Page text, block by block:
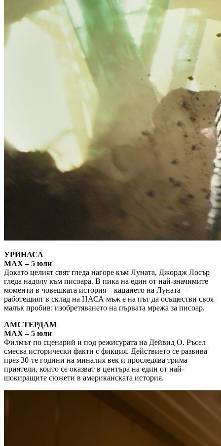
УРИНАСА
MAX – 5 юли
Докато целият свят гледа нагоре към Луната, Джордж Лосър
гледа надолу към писоара. В пика на един от най-значимите
моменти в човешката история – кацането на Луната –
работещият в склад на НАСА мъж е на път да осъществи своя
малък пробив: изобретяването на първата мрежа за писоар.
АМСТЕРДАМ
MAX – 5 юли
Филмът по сценарий и под режисурата на Дейвид О. Ръсел
смесва исторически факти с фикция. Действието се развива
през 30-те години на миналия век и проследява трима
приятели, които се оказват в центъра на един от най-
шокиращите сюжети в американската история.